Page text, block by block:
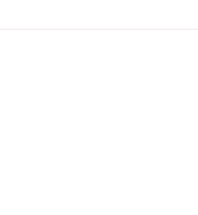
вижте подробности